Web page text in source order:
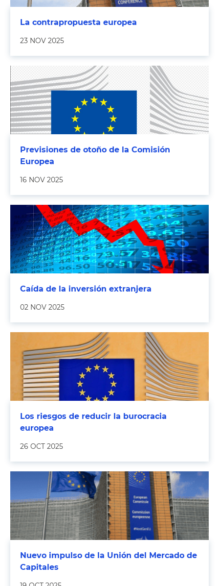
La contrapropuesta europea
23 NOV 2025
Previsiones de otoño de la Comisión
Europea
16 NOV 2025
Caída de la inversión extranjera
02 NOV 2025
Los riesgos de reducir la burocracia
europea
26 OCT 2025
Nuevo impulso de la Unión del Mercado de
Capitales